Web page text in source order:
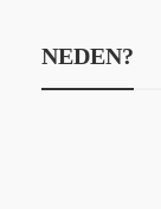
NEDEN?